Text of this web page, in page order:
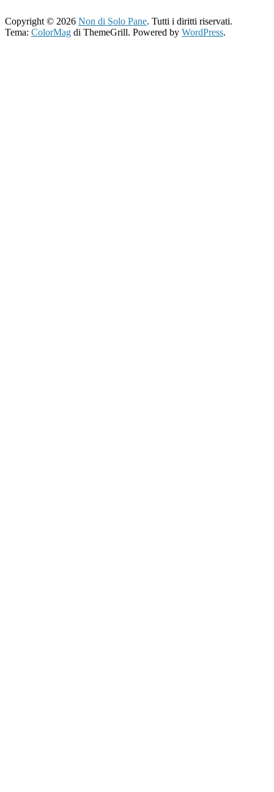
Copyright © 2026 Non di Solo Pane. Tutti i diritti riservati.
Tema: ColorMag di ThemeGrill. Powered by WordPress.